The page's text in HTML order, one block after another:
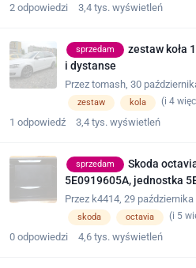
2 odpowiedzi 3,4 tys. wyświetleń
sprzedam
zestaw koła
i dystanse
Przez tomash 30
zestaw kola (i 4
1 odpowiedź 3,4 tys. wyświetleń
sprzedam
Skoda
5E0919605A, jednostka
Przez k4414 29 października
skoda octavia (i 5
0 odpowiedzi 4,6 tys. wyświetleń